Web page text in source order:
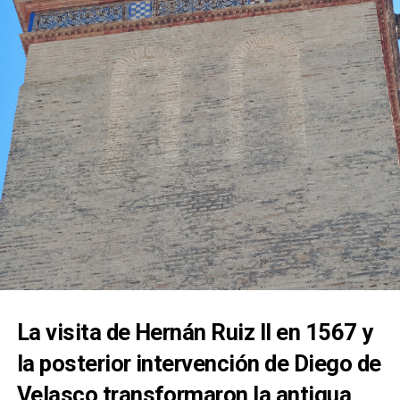
calles de la feligresía de San Juan, mostrando la
estrecha vinculación que la corporación mantiene
con esta advocación mariana.
La visita de Hernán Ruiz II en 1567 y
la posterior intervención de Diego de